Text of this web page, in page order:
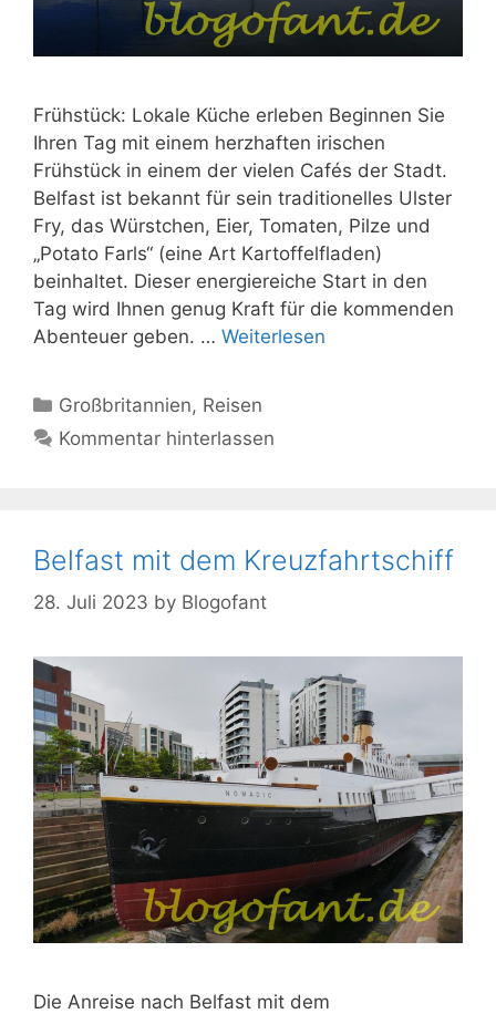
Frühstück: Lokale Küche erleben Beginnen Sie
Ihren Tag mit einem herzhaften irischen
Frühstück in einem der vielen Cafés der Stadt.
Belfast ist bekannt für sein traditionelles Ulster
Fry, das Würstchen, Eier, Tomaten, Pilze und
„Potato Farls“ (eine Art Kartoffelfladen)
beinhaltet. Dieser energiereiche Start in den
Tag wird Ihnen genug Kraft für die kommenden
Abenteuer geben. … Weiterlesen
Kategorien
Großbritannien, Reisen
Kommentar hinterlassen
Belfast mit dem Kreuzfahrtschiff
28. Juli 2023 by Blogofant
Die Anreise nach Belfast mit dem